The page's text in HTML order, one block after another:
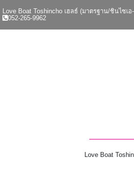
Love Boat Toshincho เฮลธ์ (มาตรฐาน/ชินไซเ
052-265-9962
Love Boat